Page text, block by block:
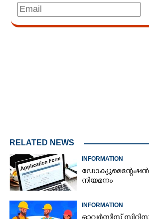
RELATED NEWS
INFORMATION
നിയമനം
INFORMATION